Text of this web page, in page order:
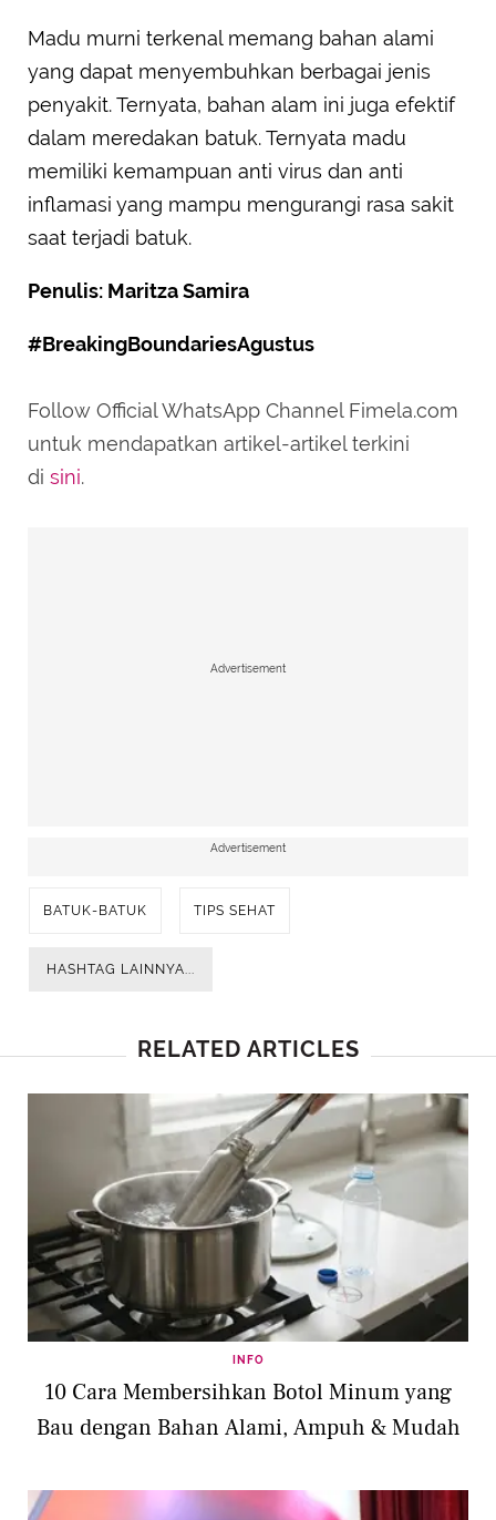
Madu murni terkenal memang bahan alami
yang dapat menyembuhkan berbagai jenis
penyakit. Ternyata, bahan alam ini juga efektif
dalam meredakan batuk. Ternyata madu
memiliki kemampuan anti virus dan anti
inflamasi yang mampu mengurangi rasa sakit
saat terjadi batuk.
Penulis: Maritza Samira
#BreakingBoundariesAgustus
Follow Official WhatsApp Channel Fimela.com
untuk mendapatkan artikel-artikel terkini
di sini.
Advertisement
Advertisement
BATUK-BATUK TIPS SEHAT
HASHTAG LAINNYA...
RELATED ARTICLES
INFO
10 Cara Membersihkan Botol Minum yang
Bau dengan Bahan Alami, Ampuh & Mudah